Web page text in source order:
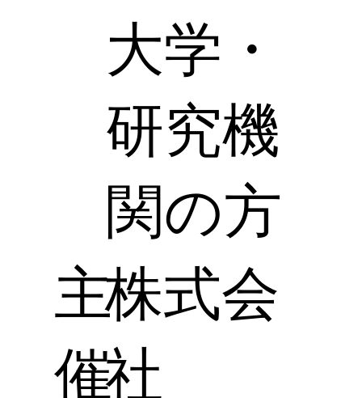
主
催
大学・
研究機
関の方
株式会
社